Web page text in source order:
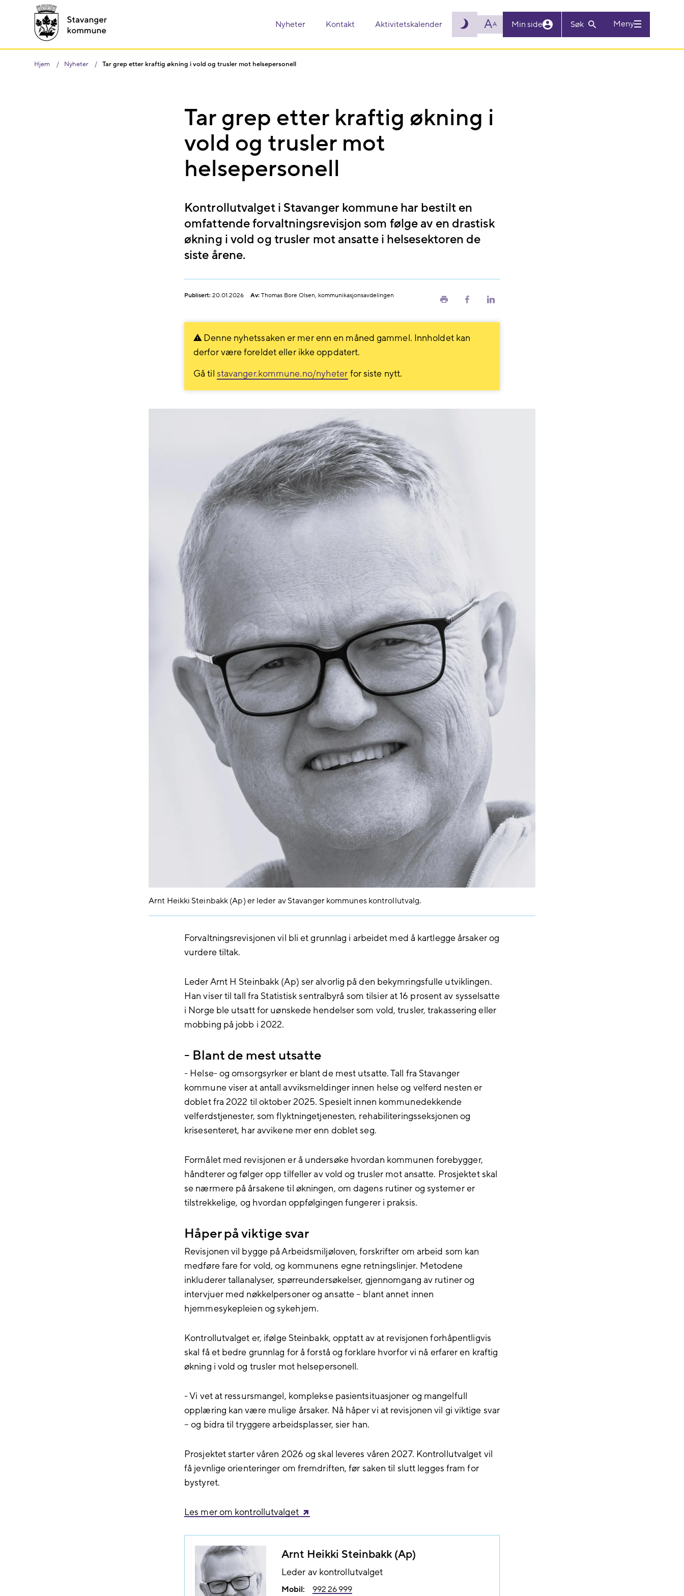
Nyheter Kontakt Aktivitetskalender AA Min side Søk Meny
Hjem Nyheter Tar grep etter kraftig økning i vold og trusler mot helsepersonell
Tar grep etter kraftig økning i
vold og trusler mot
helsepersonell
Kontrollutvalget i Stavanger kommune har bestilt en
omfattende forvaltningsrevisjon som følge av en drastisk
økning i vold og trusler mot ansatte i helsesektoren de
siste årene.
Publisert: 20.01.2026 Av: Thomas Bore Olsen, kommunikasjonsavdelingen
Skriv Del
Del
Denne nyhetssaken er mer enn en måned gammel. Innholdet kan
derfor være foreldet eller ikke oppdatert.
Gå til stavanger.kommune.no/nyheter for siste nytt.
Arnt Heikki Steinbakk (Ap) er leder av Stavanger kommunes kontrollutvalg.
Forvaltningsrevisjonen vil bli et grunnlag i arbeidet med å kartlegge årsaker og
vurdere tiltak.
Leder Arnt H Steinbakk (Ap) ser alvorlig på den bekymringsfulle utviklingen.
Han viser til tall fra Statistisk sentralbyrå som tilsier at 16 prosent av sysselsatte
i Norge ble utsatt for uønskede hendelser som vold, trusler, trakassering eller
mobbing på jobb i 2022.
- Blant de mest utsatte
- Helse- og omsorgsyrker er blant de mest utsatte. Tall fra Stavanger
kommune viser at antall avviksmeldinger innen helse og velferd nesten er
doblet fra 2022 til oktober 2025. Spesielt innen kommunedekkende
velferdstjenester, som flyktningetjenesten, rehabiliteringsseksjonen og
krisesenteret, har avvikene mer enn doblet seg.
Formålet med revisjonen er å undersøke hvordan kommunen forebygger,
håndterer og følger opp tilfeller av vold og trusler mot ansatte. Prosjektet skal
se nærmere på årsakene til økningen, om dagens rutiner og systemer er
tilstrekkelige, og hvordan oppfølgingen fungerer i praksis.
Håper på viktige svar
Revisjonen vil bygge på Arbeidsmiljøloven, forskrifter om arbeid som kan
medføre fare for vold, og kommunens egne retningslinjer. Metodene
inkluderer tallanalyser, spørreundersøkelser, gjennomgang av rutiner og
intervjuer med nøkkelpersoner og ansatte – blant annet innen
hjemmesykepleien og sykehjem.
Kontrollutvalget er, ifølge Steinbakk, opptatt av at revisjonen forhåpentligvis
skal få et bedre grunnlag for å forstå og forklare hvorfor vi nå erfarer en kraftig
økning i vold og trusler mot helsepersonell.
- Vi vet at ressursmangel, komplekse pasientsituasjoner og mangelfull
opplæring kan være mulige årsaker. Nå håper vi at revisjonen vil gi viktige svar
– og bidra til tryggere arbeidsplasser, sier han.
Prosjektet starter våren 2026 og skal leveres våren 2027. Kontrollutvalget vil
få jevnlige orienteringer om fremdriften, før saken til slutt legges fram for
bystyret.
Les mer om kontrollutvalget
Arnt Heikki Steinbakk (Ap)
Leder av kontrollutvalget
Mobil:
992 26 999